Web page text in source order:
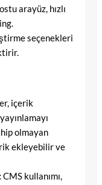
arayüz, hızlı
seçenekleri
içerik
olmayan
ekleyebilir ve
CMS kullanımı,